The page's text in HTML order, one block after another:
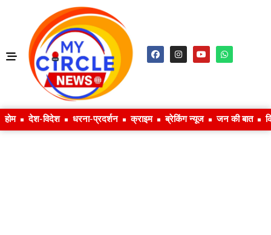
होम देश-विदेश धरना-प्रदर्शन क्राइम ब्रेकिंग न्यूज जन की बात